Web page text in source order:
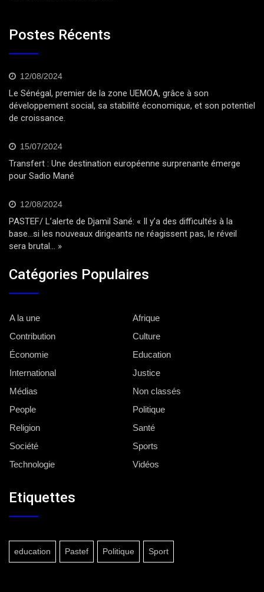
Postes Récents
12/08/2024
Le Sénégal, premier de la zone UEMOA, grâce à son
développement social, sa stabilité économique, et son potentiel
de croissance.
15/07/2024
Transfert : Une destination européenne surprenante émerge
pour Sadio Mané
12/08/2024
PASTEF/ L’alerte de Djamil Sané: « Il y’a des difficultés à la
base…si les nouveaux dirigeants ne réagissent pas, le réveil
sera brutal… »
Catégories Populaires
A la une
Afrique
Contribution
Culture
Économie
Education
International
Justice
Médias
Non classés
People
Politique
Religion
Santé
Société
Sports
Technologie
Vidéos
Etiquettes
education Pastef Politique Sport